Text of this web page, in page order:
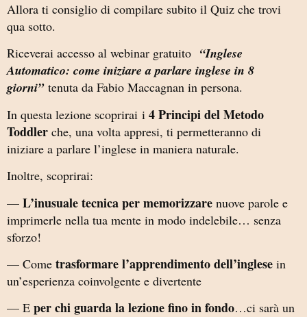
Allora ti consiglio di compilare subito il Quiz che trovi
qua sotto.
Riceverai accesso al webinar gratuito “Inglese
Automatico: come iniziare a parlare inglese in 8
giorni” tenuta da Fabio Maccagnan in persona.
In questa lezione scoprirai i 4 Principi del Metodo
Toddler che, una volta appresi, ti permetteranno di
iniziare a parlare l’inglese in maniera naturale.
Inoltre, scoprirai:
— L’inusuale tecnica per memorizzare nuove parole e
imprimerle nella tua mente in modo indelebile… senza
sforzo!
— Come trasformare l’apprendimento dell’inglese in
un’esperienza coinvolgente e divertente
— E per chi guarda la lezione fino in fondo…ci sarà un